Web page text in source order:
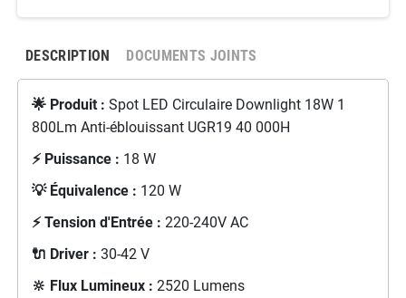
DESCRIPTION DOCUMENTS JOINTS
🌟 Produit : Spot LED Circulaire Downlight 18W 1
800Lm Anti-éblouissant UGR19 40 000H
⚡ Puissance : 18 W
💡 Équivalence : 120 W
⚡ Tension d'Entrée : 220-240V AC
🔌 Driver : 30-42 V
🔆 Flux Lumineux : 2520 Lumens